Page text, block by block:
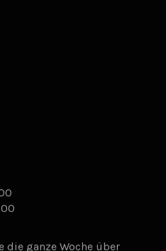
die ganze Woche über